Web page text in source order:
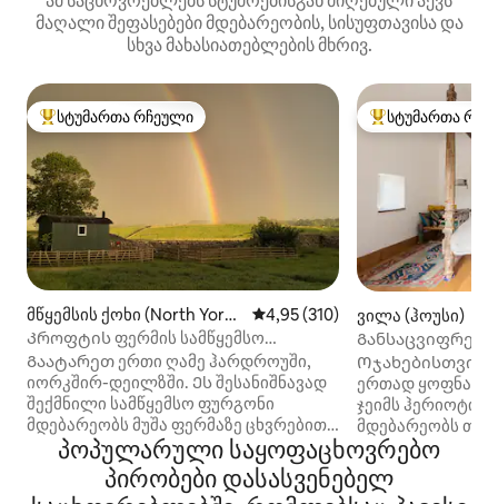
მაღალი შეფასებები მდებარეობის, სისუფთავისა და
სხვა მახასიათებლების მხრივ.
სტუმართა რჩეული მოწინავე ვარიანტი
სტუმართა რჩეული
მწყემსის ქოხი (North Yorks
hire)
საშუალო შეფასებაა 5‑დან
4,95 (310)
Კროფტის ფერმის სამწყემსო
ფურგონი, ჰარდრი, პენინის გზა
Გაატარეთ ერთი ღამე ჰარდროუში,
იორკშირ-დეილზში. Ეს შესანიშნავად
შექმნილი სამწყემსო ფურგონი
მდებარეობს მუშა ფერმაზე ცხვრებით,
მსხვილფეხა რქოსანი პირუტყვით,
ქათმებითა და ღორებით. Ამას გარდა,
აქ ცხოვრობს მეცხვარეობის
სტუმართა
სტუმართა
ვილა (ჰოუსი)
ჰექტარზე/
6+
Ოჯახებისთვის
ერთად ყოფნა.
ჯეიმს ჰერიოტის
მდებარეობს
საძაგელი
Ველური
ტყეში ან
პოპულარული საყოფაცხოვრებო
პირობები დასასვენებელ